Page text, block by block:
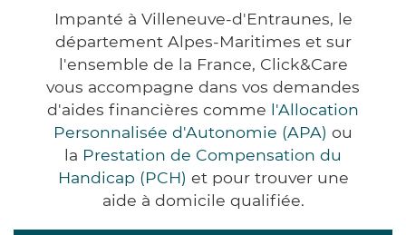
Impanté à Villeneuve-d'Entraunes, le
département Alpes-Maritimes et sur
l'ensemble de la France, Click&Care
vous accompagne dans vos demandes
d'aides financières comme l'Allocation
Personnalisée d'Autonomie (APA) ou
la Prestation de Compensation du
Handicap (PCH) et pour trouver une
aide à domicile qualifiée.